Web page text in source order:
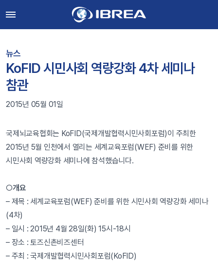
뉴스
KoFID 시민사회 역량강화 4차 세미나
참관
2015년 05월 01일
국제뇌교육협회는 KoFID(국제개발협력시민사회포럼)이 주최한
2015년 5월 인천에서 열리는 세계교육포럼(WEF) 준비를 위한
시민사회 역량강화 세미나에 참석했습니다.
○개요
– 제목 : 세계교육포럼(WEF) 준비를 위한 시민사회 역량강화 세미나
(4차)
– 일시 : 2015년 4월 28일(화) 15시-18시
– 장소 : 토즈신촌비즈센터
– 주최 : 국제개발협력시민사회포럼(KoFID)